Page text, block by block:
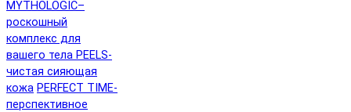
MYTHOLOGIC–
роскошный
комплекс для
вашего тела PEELS-
чистая сияющая
кожа PERFECT TIME-
перспективное